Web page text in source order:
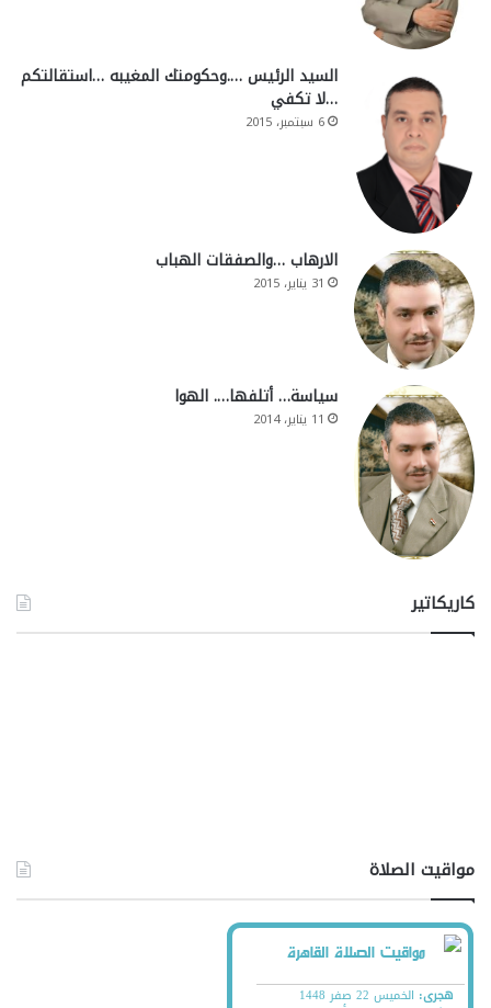
السيد الرئيس ….وحكومتك المغيبه …استقالتكم
…لا تكفي
6 سبتمبر، 2015
الارهاب …والصفقات الهباب
31 يناير، 2015
سياسة… أتلفها…. الهوا
11 يناير، 2014
كاريكاتير
مواقيت الصلاة